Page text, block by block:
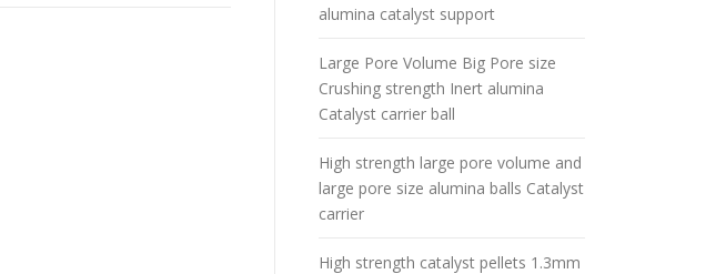
alumina catalyst support
Large Pore Volume Big Pore size
Crushing strength Inert alumina
Catalyst carrier ball
High strength large pore volume and
large pore size alumina balls Catalyst
carrier
High strength catalyst pellets 1.3mm